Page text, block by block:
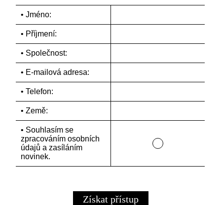
• Jméno:
• Příjmení:
• Společnost:
• E-mailová adresa:
• Telefon:
• Země:
• Souhlasím se
zpracováním osobních
údajů a zasíláním
novinek.